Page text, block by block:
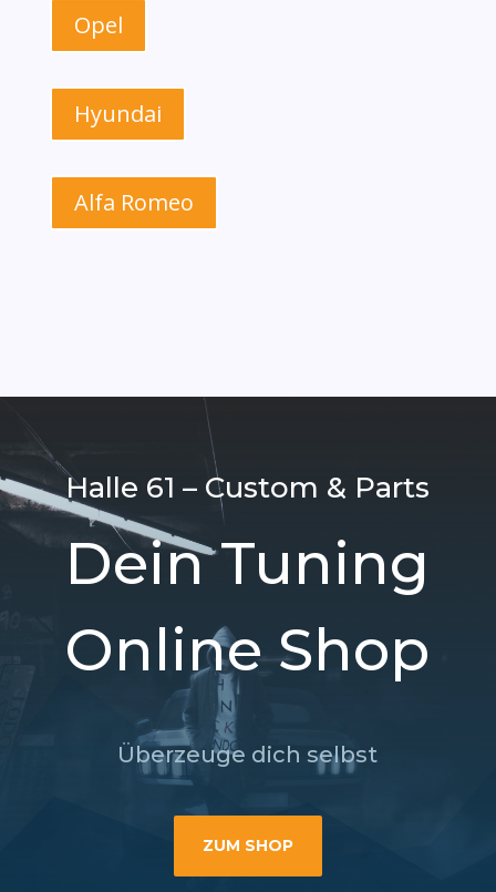
Opel
Hyundai
Alfa Romeo
Halle 61 – Custom & Parts
Dein Tuning
Online Shop
Überzeuge dich selbst
ZUM SHOP